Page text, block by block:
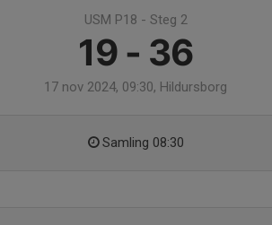
USM P18 - Steg 2
19 - 36
17 nov 2024, 09:30, Hildursborg
Samling 08:30